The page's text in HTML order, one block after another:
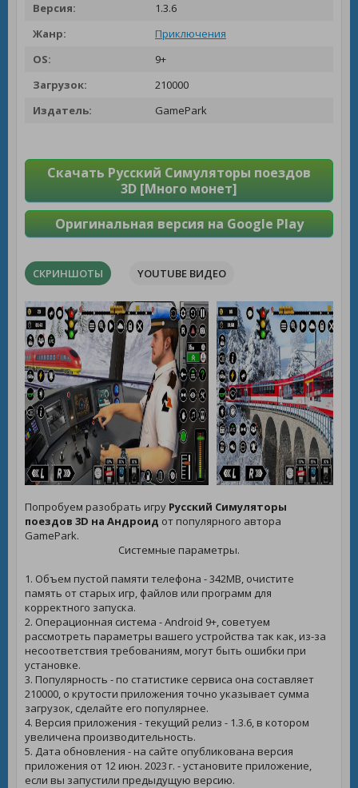
Версия:
1.3.6
Жанр:
Приключения
OS:
9+
Загрузок:
210000
Издатель:
GamePark
Скачать Русский Симуляторы поездов
3D [Много монет]
Оригинальная версия на Google Play
СКРИНШОТЫ YOUTUBE ВИДЕО
Попробуем разобрать игру Русский Симуляторы
поездов 3D на Андроид от популярного автора
GamePark.
Системные параметры.
1. Объем пустой памяти телефона - 342MB, очистите
память от старых игр, файлов или программ для
корректного запуска.
2. Операционная система - Android 9+, советуем
рассмотреть параметры вашего устройства так как, из-за
несоответствия требованиям, могут быть ошибки при
установке.
3. Популярность - по статистике сервиса она составляет
210000, о крутости приложения точно указывает сумма
загрузок, сделайте его популярнее.
4. Версия приложения - текущий релиз - 1.3.6, в котором
увеличена производительность.
5. Дата обновления - на сайте опубликована версия
приложения от 12 июн. 2023 г. - установите приложение,
если вы запустили предыдущую версию.